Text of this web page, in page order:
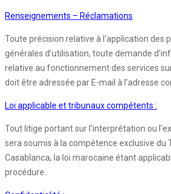
Renseignements – Réclamations
Toute précision relative à l'application des
générales d’utilisation, toute demande
relative au fonctionnement des services
doit être adressée par E-mail à l'adresse
Loi applicable et tribunaux compétents :
Tout litige portant sur l'interprétation ou
sera soumis à la compétence exclusive du
Casablanca, la loi marocaine étant
procédure.